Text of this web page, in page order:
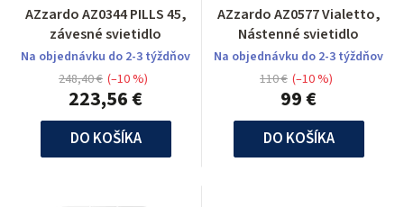
AZzardo AZ0344 PILLS 45,
závesné svietidlo
Na objednávku do 2-3 týždňov
223,56 €
248,40 € (–10 %)
DO KOŠÍKA
AZzardo AZ0577 Vialetto,
Nástenné svietidlo
Na objednávku do 2-3 týždňov
99 €
110 € (–10 %)
DO KOŠÍKA